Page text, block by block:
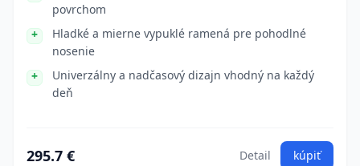
povrchom
Hladké a mierne vypuklé ramená pre pohodlné
nosenie
Univerzálny a nadčasový dizajn vhodný na každý
deň
295.7 € Detail kúpiť